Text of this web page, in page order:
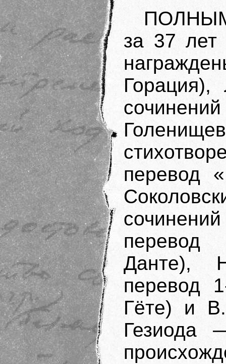
за 37
перевод
перевод
Данте),
перевод
Гёте) и